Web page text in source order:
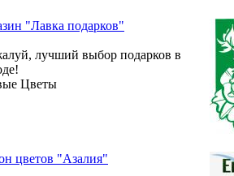
"Лавка подарков"
лучший выбор подарков в
Цветы
цветов "Азалия"